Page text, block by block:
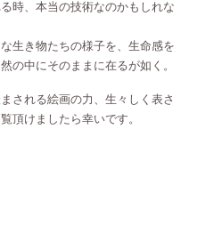
時、本当の技術なのかもしれな
生き物たちの様子を、生命感を
の中にそのままに在るが如く。
される絵画の力、生々しく表さ
頂けましたら幸いです。